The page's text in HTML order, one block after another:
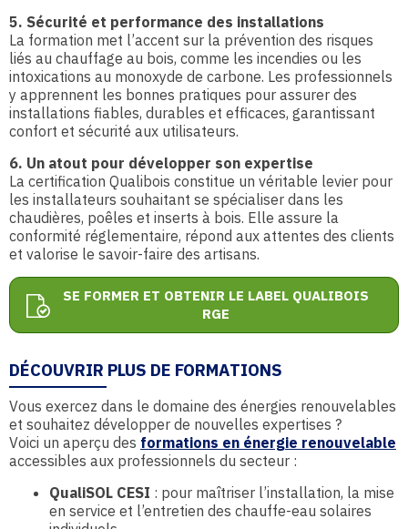
5. Sécurité et performance des installations
La formation met l’accent sur la prévention des risques
liés au chauffage au bois, comme les incendies ou les
intoxications au monoxyde de carbone. Les professionnels
y apprennent les bonnes pratiques pour assurer des
installations fiables, durables et efficaces, garantissant
confort et sécurité aux utilisateurs.
6. Un atout pour développer son expertise
La certification Qualibois constitue un véritable levier pour
les installateurs souhaitant se spécialiser dans les
chaudières, poêles et inserts à bois. Elle assure la
conformité réglementaire, répond aux attentes des clients
et valorise le savoir-faire des artisans.
SE FORMER ET OBTENIR LE LABEL QUALIBOIS
RGE
DÉCOUVRIR PLUS DE FORMATIONS
Vous exercez dans le domaine des énergies renouvelables
et souhaitez développer de nouvelles expertises ?
Voici un aperçu des formations en énergie renouvelable
accessibles aux professionnels du secteur :
QualiSOL CESI : pour maîtriser l’installation, la mise
en service et l’entretien des chauffe-eau solaires